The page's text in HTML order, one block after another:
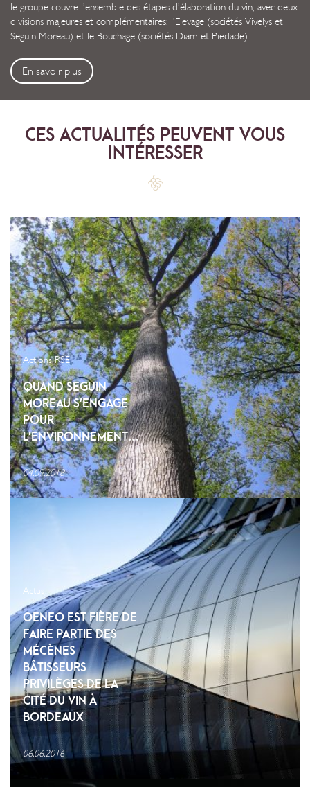
le groupe couvre l’ensemble des étapes d’élaboration du vin, avec deux
divisions majeures et complémentaires: l’Elevage (sociétés Vivelys et
Seguin Moreau) et le Bouchage (sociétés Diam et Piedade).
En savoir plus
CES ACTUALITÉS PEUVENT VOUS
INTÉRESSER
Actions RSE
QUAND SEGUIN
MOREAU S’ENGAGE
POUR
L’ENVIRONNEMENT…
04.09.2018
Actus
OENEO EST FIÈRE DE
FAIRE PARTIE DES
MÉCÈNES
BÂTISSEURS
PRIVILÈGES DE LA
CITÉ DU VIN À
BORDEAUX
06.06.2016